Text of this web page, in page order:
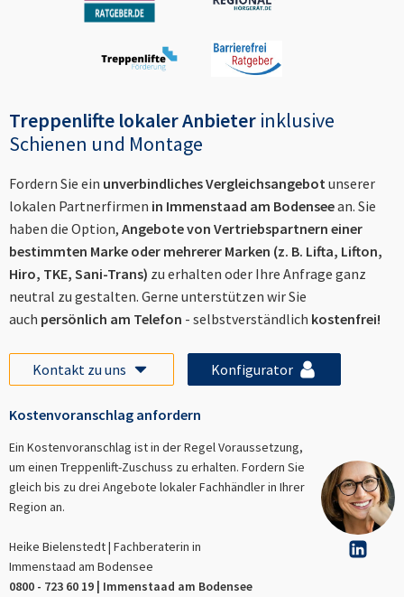
Treppenlifte lokaler Anbieter inklusive
Schienen und Montage
Fordern Sie ein unverbindliches Vergleichsangebotunserer
lokalen Partnerfirmen in Immenstaad am Bodenseean. Sie
haben die Option, Angebote von Vertriebspartnern einer
bestimmten Marke oder mehrerer Marken (z. B. Lifta, Lifton,
Hiro, TKE, Sani-Trans) zu erhalten oder Ihre Anfrage ganz
neutral zu gestalten. Gerne unterstützen wir Sie
auch persönlich am Telefon - selbstverständlich kostenfrei!
Kontakt zu uns Konfigurator
Kostenvoranschlag anfordern
Ein Kostenvoranschlag ist in der Regel Voraussetzung,
um einen Treppenlift-Zuschuss zu erhalten. Fordern Sie
gleich bis zu drei Angebote lokaler Fachhändler in Ihrer
Region an.
Heike Bielenstedt | Fachberaterin in
Immenstaad am Bodensee
0800 - 723 60 19 | Immenstaad am Bodensee